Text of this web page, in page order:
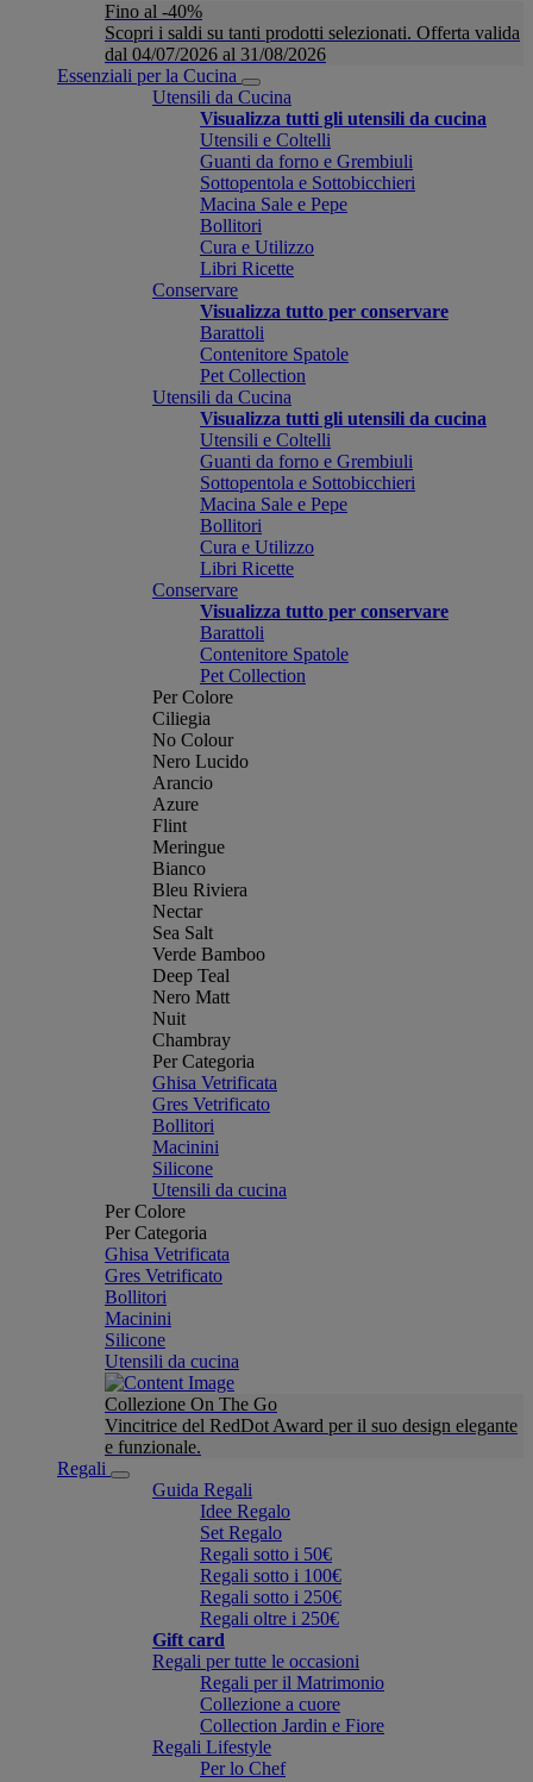
Fino al -40%
Scopri i saldi su tanti prodotti selezionati. Offerta valida
dal 04/07/2026 al 31/08/2026
Essenziali per la Cucina
Utensili da Cucina
Visualizza tutti gli utensili da cucina
Utensili e Coltelli
Guanti da forno e Grembiuli
Sottopentola e Sottobicchieri
Macina Sale e Pepe
Bollitori
Cura e Utilizzo
Libri Ricette
Conservare
Visualizza tutto per conservare
Barattoli
Contenitore Spatole
Pet Collection
Utensili da Cucina
Visualizza tutti gli utensili da cucina
Utensili e Coltelli
Guanti da forno e Grembiuli
Sottopentola e Sottobicchieri
Macina Sale e Pepe
Bollitori
Cura e Utilizzo
Libri Ricette
Conservare
Visualizza tutto per conservare
Barattoli
Contenitore Spatole
Pet Collection
Per Colore
Ciliegia
No Colour
Nero Lucido
Arancio
Azure
Flint
Meringue
Bianco
Bleu Riviera
Nectar
Sea Salt
Verde Bamboo
Deep Teal
Nero Matt
Nuit
Chambray
Per Categoria
Ghisa Vetrificata
Gres Vetrificato
Bollitori
Macinini
Silicone
Utensili da cucina
Per Colore
Per Categoria
Ghisa Vetrificata
Gres Vetrificato
Bollitori
Macinini
Silicone
Utensili da cucina
Collezione On The Go
Vincitrice del RedDot Award per il suo design elegante
e funzionale.
Regali
Guida Regali
Idee Regalo
Set Regalo
Regali sotto i 50€
Regali sotto i 100€
Regali sotto i 250€
Regali oltre i 250€
Gift card
Regali per tutte le occasioni
Regali per il Matrimonio
Collezione a cuore
Collection Jardin e Fiore
Regali Lifestyle
Per lo Chef